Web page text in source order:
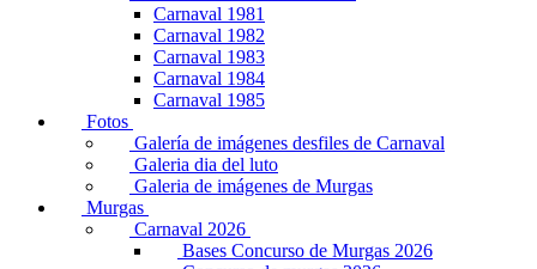
Carnaval 1981
Carnaval 1982
Carnaval 1983
Carnaval 1984
Carnaval 1985
Fotos
Galería de imágenes desfiles de Carnaval
Galeria dia del luto
Galeria de imágenes de Murgas
Murgas
Carnaval 2026
Bases Concurso de Murgas 2026